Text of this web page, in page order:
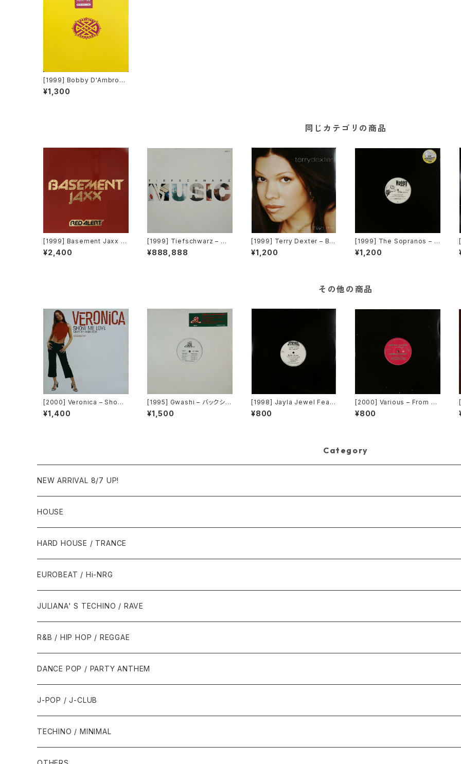
[1999] Bobby D'Ambrosi
o With Kelli Sae – Here I
Am [Definity Records]
¥1,300
同じカテゴリの商品
[1999] Basement Jaxx –
Red Alert [XL Recording
s, Atlantic Jaxx]
¥2,400
[1999] Tiefschwarz – Mu
sic (Part 2) [Benztown Re
cords]
¥888,888
[1999] Terry Dexter – Bet
ter Than Me [Warner Bro
s. Records][在庫B]
¥1,200
[1999] The Sopranos – U
ntitled [Muggsy Record
s]
¥1,200
その他の商品
[2000] Veronica – Show
Me Love [Urbanstar]
¥1,400
[1995] Gwashi – バックシャ
ン [Heavy Shit]
¥1,500
[1998] Jayla Jewel Featu
ring Grand Puba – I Like
What U Do To Me (Remi
¥800
[2000] Various – From Su
per Dance Freak Vol. 83
/ Back To The "Disco" ~
¥800
Category
NEW ARRIVAL 8/7 UP!
HOUSE
1980年代
1987年・以前
1988年
1990年代
1990年
1991年
2000年代
2000年
2001年
2010年代
2010年
2011年
HARD HOUSE / TRANCE
1990年代
1994年・以前
1995年
2000年代
2000年
2001年
EUROBEAT / Hi-NRG
1980年代
1986年・以前
1987年
1990年代
1990年
1991年
2000年代
JULIANA' S TECHINO / RAVE
1990年代
1990年
1991年
2000年代
2000年
2001年
R&B / HIP HOP / REGGAE
1980年代
1985年・以前
1986年
1990年代
1990年
1991年
2000年代
2000年
DANCE POP / PARTY ANTHEM
1980年代
1988年・以前
1989年
1990年代
1990年
J-POP / J-CLUB
1980年代
TECHINO / MINIMAL